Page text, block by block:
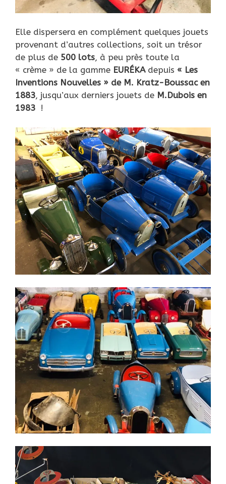
Elle dispersera en complément quelques jouets
provenant d’autres collections, soit un trésor
de plus de 500 lots, à peu près toute la
« crème » de la gamme EURÉKAdepuis « Les
Inventions Nouvelles » de M. Kratz-Boussac en
1883, jusqu’aux derniers jouets de M.Dubois en
1983 !